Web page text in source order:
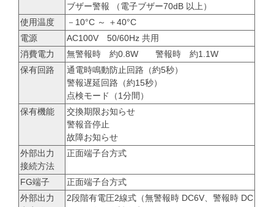
ブザー警報 （電子ブザー70dB 以上）
使用温度
－10°C ～ ＋40°C
電源
AC100V 50/60Hz 共用
消費電力
無警報時 約0.8W 警報時 約1.1W
保有回路
通電時鳴動防止回路（約5秒）
警報遅延回路（約15秒）
点検モード（1分間）
保有機能
交換期限お知らせ
警報音停止
故障お知らせ
外部出力
接続方法
正面端子台方式
FG端子
正面端子台方式
外部出力
2段階有電圧2線式（無警報時 DC6V、警報時 DC